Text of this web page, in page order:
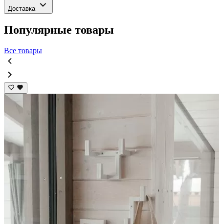
Доставка
Популярные товары
Все товары